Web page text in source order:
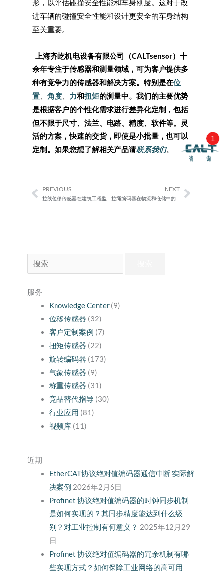
形，以评估碰撞安全性能和车身刚度。这对于改
进车辆的碰撞安全性能和设计更安全的车身结构
至关重要。
上海齐屹机电设备有限公司（CALTsensor）十
余年专注于传感器和测量领域，可为客户提供多
种有竞争力的传感器和解决方案。特别是在位
置、 角度、 力和扭矩的测量中。我们的主要优势
是根据客户的个性化需求进行差异化定制，包括
但不限于尺寸、法兰、电路、精度、软件等。灵
活的方案，快速的交货，即使是小批量，也可以
定制。如果您想了解相关产品请联系我们。
Prev
PREVIOUS NEXT
拉绳编码器在物流和仓储中的应用 Next
索：
服务
Knowledge Center(9)
位移传感器 (32)
客户定制案例 (7)
扭矩传感器 (22)
旋转编码器 (173)
气象传感器 (9)
称重传感器 (31)
竞品替代指导 (30)
行业应用 (81)
视频库(11)
近期
EtherCAT协议绝对值编码器通信中断 实际解
决案例 2026年2月6日
Profinet 协议绝对值编码器的时钟同步机制
是如何实现的？其同步精度能达到什么级
别？对工业控制有何意义？ 2025年12月29
日
Profinet 协议绝对值编码器的冗余机制有哪
些实现方式？如何保障工业网络的高可用
1